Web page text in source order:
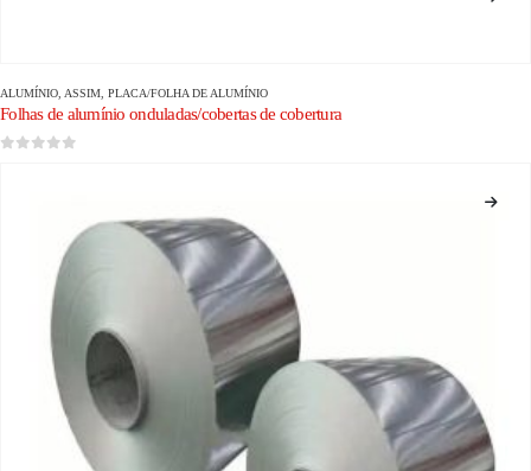
ALUMÍNIO , ASSIM, PLACA/FOLHA DE ALUMÍNIO
Folhas de alumínio onduladas/cobertas de cobertura